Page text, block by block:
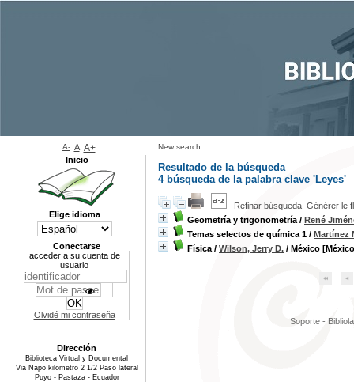
New search
Resultado de la búsqueda
4búsqueda de la palabra clave 'Leyes'
Refinar búsqueda Générer le
Geometría y trigonometría / René
Temas selectos de química 1 / Martínez
Física / Wilson, Jerry D. / México
Soporte -
A- A A+
Inicio
Elige idioma
Conectarse
acceder a su cuenta de
usuario
Olvidé mi contraseña
Dirección
Biblioteca Virtual y Documental
Via Napo kilometro 2 1/2 Paso lateral
Puyo - Pastaza - Ecuador